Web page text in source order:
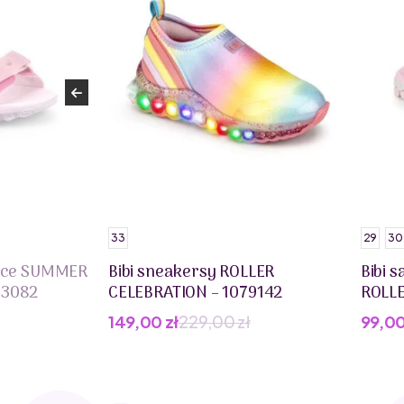
SUMMER
33
Bibi sneakersy ROLLER
CELEBRATION – 1079142
229,00zł
Pierwotna
149,00 zł
Aktualna
29 30
Bibi